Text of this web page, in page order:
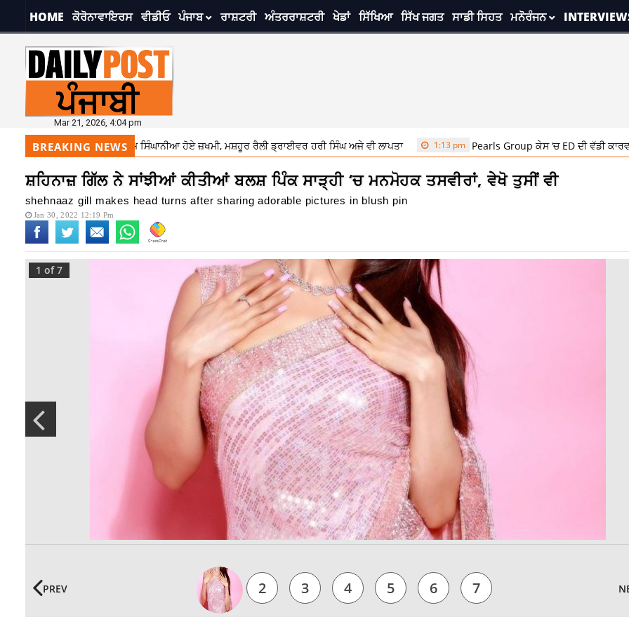
HOME ਕੋਰੋਨਾਵਾਇਰਸ ਵੀਡੀਓ ਪੰਜਾਬ ਰਾਸ਼ਟਰੀ ਅੰਤਰਰਾਸ਼ਟਰੀ ਖੇਡਾਂ ਸਿੱਖਿਆ ਸਿੱਖ ਜਗਤ ਸਾਡੀ ਸਿਹਤ ਮਨੋਰੰਜਨ
Mar 21, 2026, 4:04 pm
BREAKING NEWS
‘ਚ ਰੇਮੰਡ MD ਗੌਤਮ ਸਿੰਘਾਨੀਆ ਹੋਏ ਜ਼ਖਮੀ, ਮਸ਼ਹੂਰ ਰੈਲੀ ਡ੍ਰਾਈਵਰ ਹਰੀ ਸਿੰਘ ਅਜੇ ਵੀ ਲਾਪਤਾ 1:13 pm Pearls Group ਕੇਸ ‘ਚ ED ਦੀ ਵੱਡੀ ਕਾਰਵਾਈ, ਦਿੱਲੀ
ਸ਼ਹਿਨਾਜ਼ ਗਿੱਲ ਨੇ ਸਾਂਝੀਆਂ ਕੀਤੀਆਂ ਬਲਸ਼ ਪਿੰਕ ਸਾੜ੍ਹੀ ‘ਚ ਮਨਮੋਹਕ ਤਸਵੀਰਾਂ, ਵੇਖੋ ਤੁਸੀਂ ਵੀ
shehnaaz gill makes head turns after sharing adorable pictures in blush pin
Jan 30, 2022 12:19 Pm
1 of 7
PREV 1 2 3 4 5 6 7